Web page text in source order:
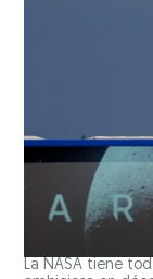
La NASA tiene